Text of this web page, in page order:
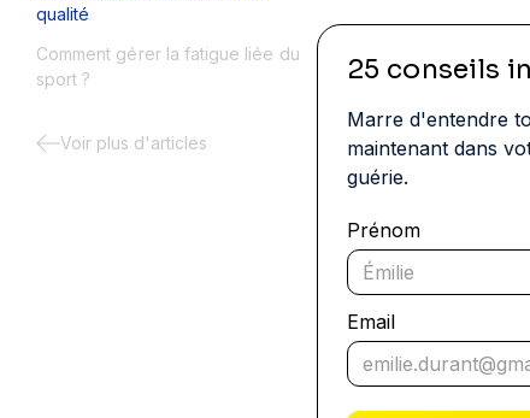
qualité
Comment gérer la fatigue liée du
sport ?
Voir plus d'articles
25 conseils
Marre d'entendre
maintenant dans
guérie.
Prénom
Email